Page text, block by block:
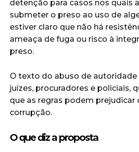
detenção para casos nos quais
submeter o preso ao uso de
estiver claro que não há
ameaça de fuga ou risco à
preso.
O texto do abuso de
juízes, procuradores e policiais,
que as regras podem prejudicar
corrupção.
O que diz a proposta